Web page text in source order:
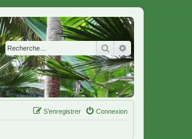
Rechercher
Connexion
S’enregistrer